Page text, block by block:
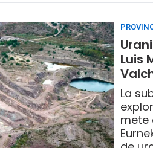
Luis
La
mete